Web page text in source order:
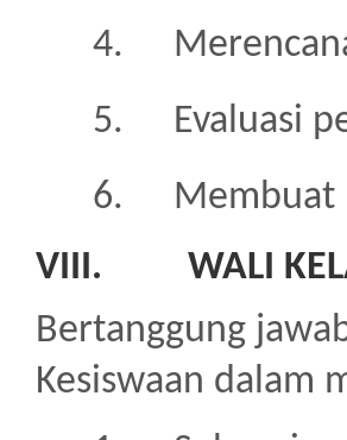
4.
5.
Evaluasi
6.
Membuat
VIII.
WALI
Bertanggung
Kesiswaan dalam